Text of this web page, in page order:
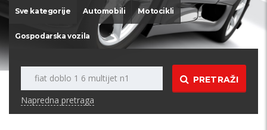
Sve kategorije Automobili Motocikli
Gospodarska vozila
PRETRAŽI
Napredna pretraga